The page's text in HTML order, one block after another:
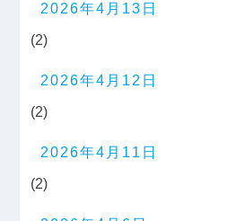
2026年4月13日
(2)
2026年4月12日
(2)
2026年4月11日
(2)